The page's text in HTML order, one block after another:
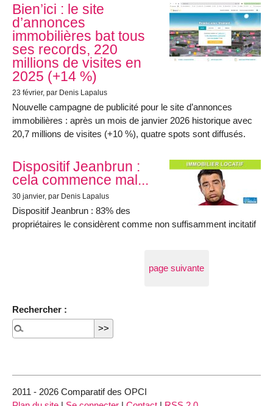
Bien’ici : le site
d’annonces
immobilières bat tous
ses records, 220
millions de visites en
2025 (+14 %)
23 février, par Denis Lapalus
Nouvelle campagne de publicité pour le site d’annonces
immobilières : après un mois de janvier 2026 historique avec
20,7 millions de visites (+10 %), quatre spots sont diffusés.
Dispositif Jeanbrun :
cela commence mal...
30 janvier, par Denis Lapalus
Dispositif Jeanbrun : 83% des
propriétaires le considèrent comme non suffisamment incitatif
page suivante
Rechercher :
2011 - 2026 Comparatif des OPCI